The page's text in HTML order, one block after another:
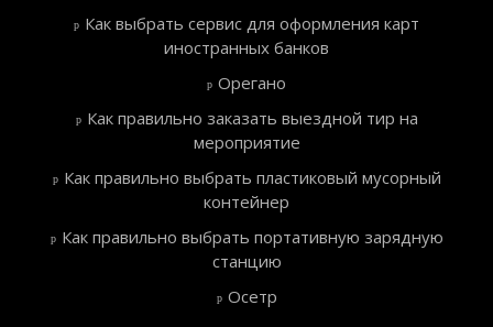
Как выбрать сервис для оформления карт
иностранных банков
Орегано
Как правильно заказать выездной тир на
мероприятие
Как правильно выбрать пластиковый мусорный
контейнер
Как правильно выбрать портативную зарядную
станцию
Осетр